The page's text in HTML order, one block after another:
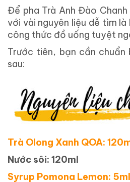
Để pha Trà Anh Đào
với vài nguyên liệu dễ tìm
công thức đồ uống tuyệt
Trước tiên, bạn cần chuẩn
sau:
Trà Olong Xanh QOA:
Nước sôi: 120ml
Syrup Pomona Lemon: 5ml